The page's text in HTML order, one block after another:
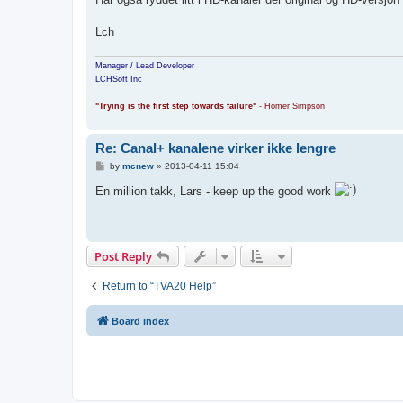
Lch
Manager / Lead Developer
LCHSoft Inc
"Trying is the first step towards failure" - Homer Simpson
Re: Canal+ kanalene virker ikke lengre
P
t
by mcnew» 2013-04-11 15:04
En million takk, Lars - keep up the good work
Post Reply
Return to “TVA20 Help”
Board index